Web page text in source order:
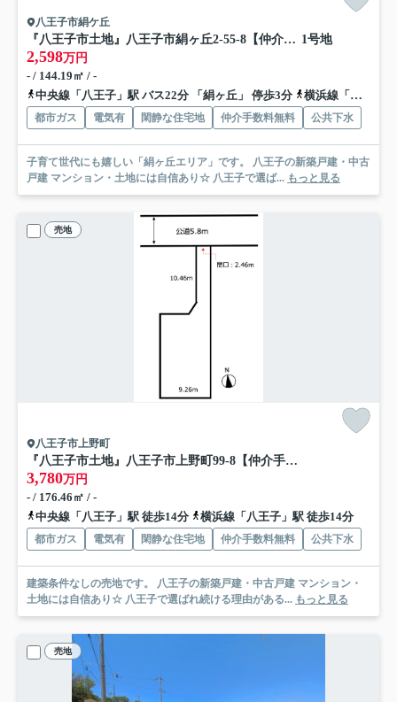
八王子市絹ケ丘
『八王子市土地』八王子市絹ヶ丘2-55-8【仲介手数料無料】 1号地
2,598万円
- / 144.19㎡ / -
中央線「八王子」駅 バス22分 「絹ヶ丘」 停歩3分
横浜線「八王子」駅 バス22分 「絹ヶ丘」 停歩3分
都市ガス 電気有 閑静な住宅地 仲介手数料無料 公共下水
子育て世代にも嬉しい「絹ヶ丘エリア」です。 八王子の新築戸建・中古
戸建 マンション・土地には自信あり☆ 八王子で選ば... もっと見る
売地
八王子市上野町
『八王子市土地』八王子市上野町99-8【仲介手数料無料】
3,780万円
- / 176.46㎡ / -
中央線「八王子」駅 徒歩14分
横浜線「八王子」駅 徒歩14分
都市ガス 電気有 閑静な住宅地 仲介手数料無料 公共下水
建築条件なしの売地です。 八王子の新築戸建・中古戸建 マンション・
土地には自信あり☆ 八王子で選ばれ続ける理由がある... もっと見る
売地